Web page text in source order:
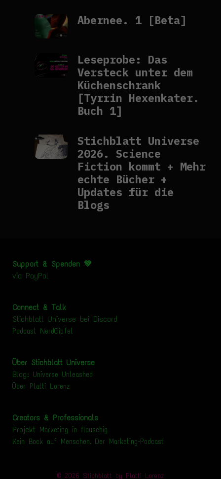
Abernee. 1 [Beta]
Leseprobe: Das
Versteck unter dem
Küchenschrank
[Tyrrin Hexenkater.
Buch 1]
Stichblatt Universe
2026. Science
Fiction kommt + Mehr
echte Bücher +
Updates für die
Blogs
Support & Spenden 💚
via PayPal
Connect & Talk
Stichblatt Universe bei Discord
Podcast NerdGipfel
Über Stichblatt Universe
Blog: Universe Unleashed
Über Platti Lorenz
Creators & Professionals
Projekt Marketing in flauschig
Kein Bock auf Menschen. Der Marketing-Podcast
© 2026 Stichblatt by Platti Lorenz